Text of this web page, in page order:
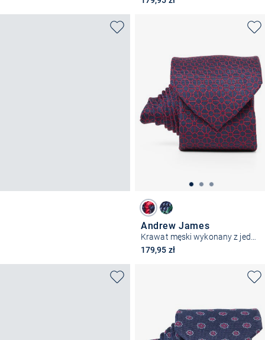
Andrew James
179,95 zł